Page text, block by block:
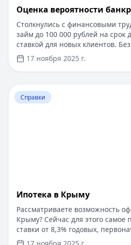
Оценка вероятности
Столкнулись с финансовыми
займ до 100 000 рублей на срок
ставкой для новых клиентов.
документов — решение за 5
быстро и прозрачно через
17 ноября 2025 г.
Перейти к статье:
Справки
Ипотека в Крыму
Рассматриваете возможность
Крыму? Сейчас для этого самое
ставки от 8,3% годовых,
15%, срок рассмотрения заявки